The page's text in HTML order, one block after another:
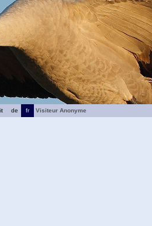
fr
de
it
Visiteur Anonyme